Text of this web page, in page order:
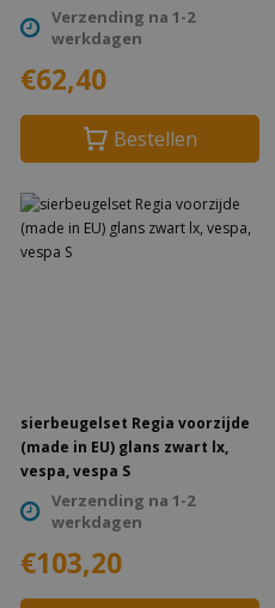
roman, vespelini, vx50
Verzending na 1-2
werkdagen
€62,40
Bestellen
sierbeugelset Regia voorzijde
(made in EU) glans zwart lx,
vespa, vespa S
Verzending na 1-2
werkdagen
€103,20